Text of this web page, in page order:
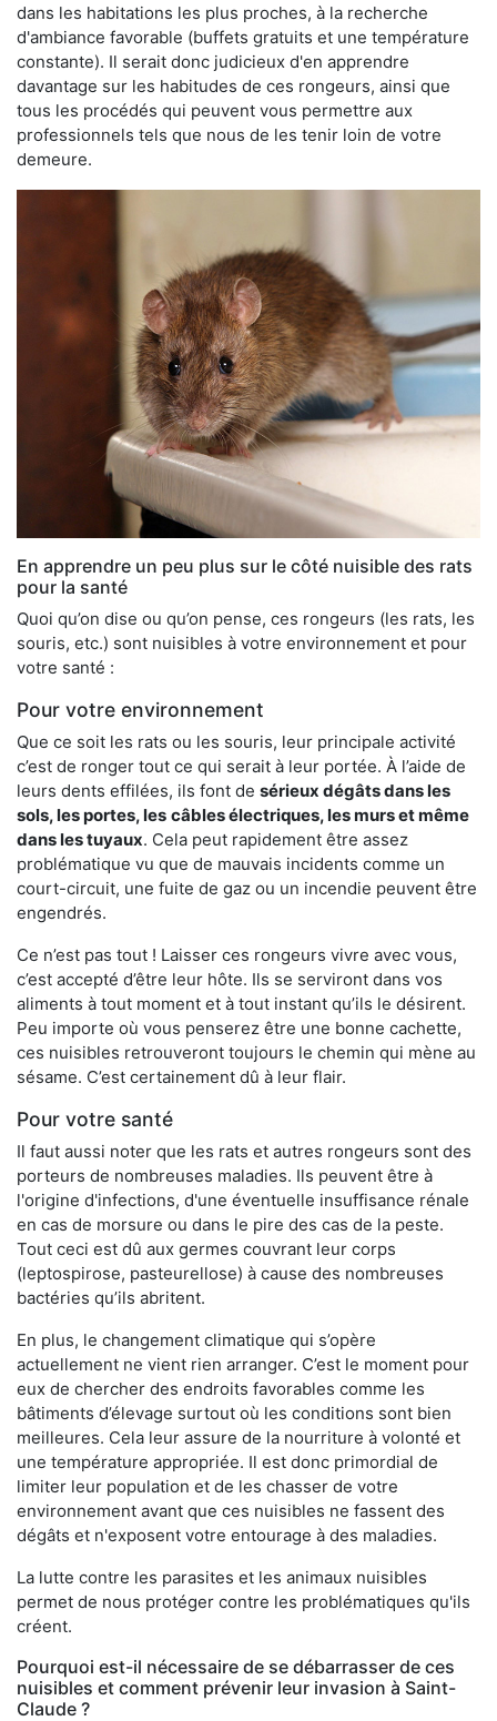
dans les habitations les plus proches, à la recherche
d'ambiance favorable (buffets gratuits et une température
constante). Il serait donc judicieux d'en apprendre
davantage sur les habitudes de ces rongeurs, ainsi que
tous les procédés qui peuvent vous permettre aux
professionnels tels que nous de les tenir loin de votre
demeure.
En apprendre un peu plus sur le côté nuisible des rats
pour la santé
Quoi qu’on dise ou qu’on pense, ces rongeurs (les rats, les
souris, etc.) sont nuisibles à votre environnement et pour
votre santé :
Pour votre environnement
Que ce soit les rats ou les souris, leur principale activité
c’est de ronger tout ce qui serait à leur portée. À l’aide de
leurs dents effilées, ils font de sérieux dégâts dans les
sols, les portes, les câbles électriques, les murs et même
dans les tuyaux. Cela peut rapidement être assez
problématique vu que de mauvais incidents comme un
court-circuit, une fuite de gaz ou un incendie peuvent être
engendrés.
Ce n’est pas tout ! Laisser ces rongeurs vivre avec vous,
c’est accepté d’être leur hôte. Ils se serviront dans vos
aliments à tout moment et à tout instant qu’ils le désirent.
Peu importe où vous penserez être une bonne cachette,
ces nuisibles retrouveront toujours le chemin qui mène au
sésame. C’est certainement dû à leur flair.
Pour votre santé
Il faut aussi noter que les rats et autres rongeurs sont des
porteurs de nombreuses maladies. Ils peuvent être à
l'origine d'infections, d'une éventuelle insuffisance rénale
en cas de morsure ou dans le pire des cas de la peste.
Tout ceci est dû aux germes couvrant leur corps
(leptospirose, pasteurellose) à cause des nombreuses
bactéries qu’ils abritent.
En plus, le changement climatique qui s’opère
actuellement ne vient rien arranger. C’est le moment pour
eux de chercher des endroits favorables comme les
bâtiments d’élevage surtout où les conditions sont bien
meilleures. Cela leur assure de la nourriture à volonté et
une température appropriée. Il est donc primordial de
limiter leur population et de les chasser de votre
environnement avant que ces nuisibles ne fassent des
dégâts et n'exposent votre entourage à des maladies.
La lutte contre les parasites et les animaux nuisibles
permet de nous protéger contre les problématiques qu'ils
créent.
Pourquoi est-il nécessaire de se débarrasser de ces
nuisibles et comment prévenir leur invasion à Saint-
Claude ?